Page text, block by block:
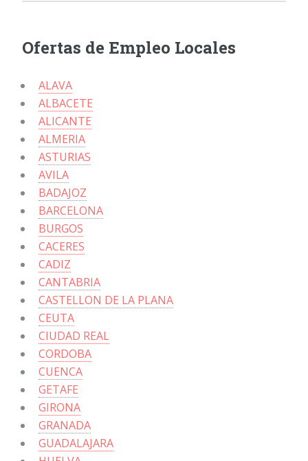
Ofertas de Empleo Locales
ALAVA
ALBACETE
ALICANTE
ALMERIA
ASTURIAS
AVILA
BADAJOZ
BARCELONA
BURGOS
CACERES
CADIZ
CANTABRIA
CASTELLON DE LA PLANA
CEUTA
CIUDAD REAL
CORDOBA
CUENCA
GETAFE
GIRONA
GRANADA
GUADALAJARA